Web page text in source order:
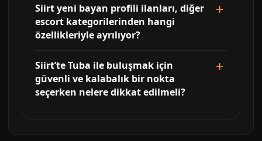
Siirt yeni bayan profili ilanları, diğer
escort kategorilerinden hangi
özellikleriyle ayrılıyor?
Siirt’te Tuba ile buluşmak için
güvenli ve kalabalık bir nokta
seçerken nelere dikkat edilmeli?